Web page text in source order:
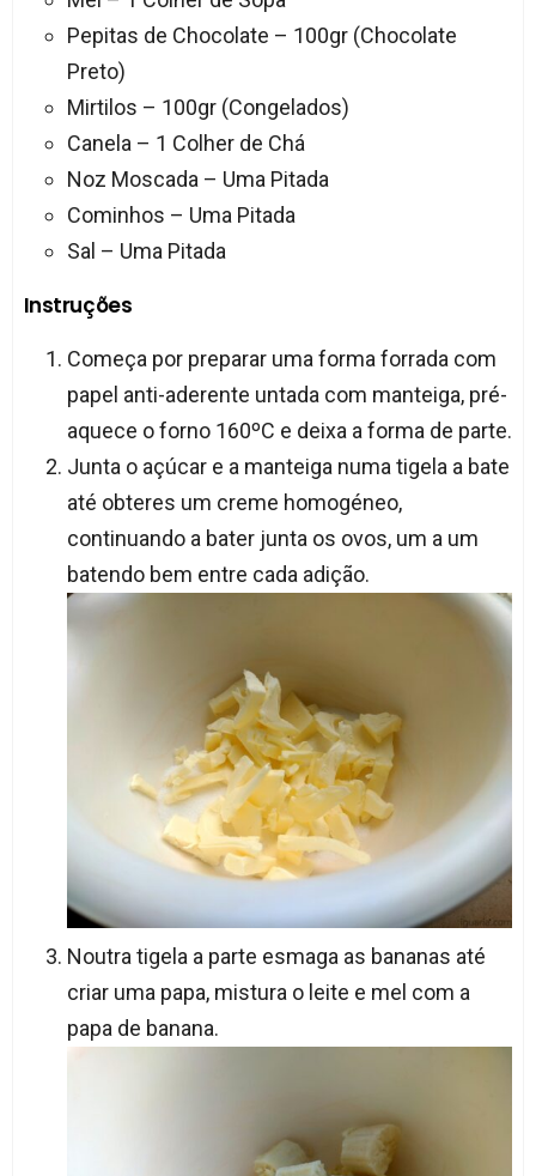
Pepitas de Chocolate – 100gr (Chocolate
Preto)
Mirtilos – 100gr (Congelados)
Canela – 1 Colher de Chá
Noz Moscada – Uma Pitada
Cominhos – Uma Pitada
Sal – Uma Pitada
Instruções
Começa por preparar uma forma forrada com
papel anti-aderente untada com manteiga, pré-
aquece o forno 160ºC e deixa a forma de parte.
Junta o açúcar e a manteiga numa tigela a bate
até obteres um creme homogéneo,
continuando a bater junta os ovos, um a um
batendo bem entre cada adição.
Noutra tigela a parte esmaga as bananas até
criar uma papa, mistura o leite e mel com a
papa de banana.